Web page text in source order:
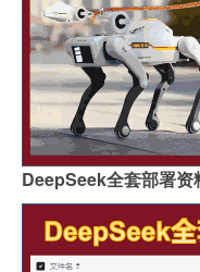
DeepSeek全套部署资